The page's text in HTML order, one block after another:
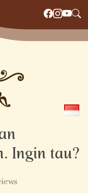
Ingin tau?